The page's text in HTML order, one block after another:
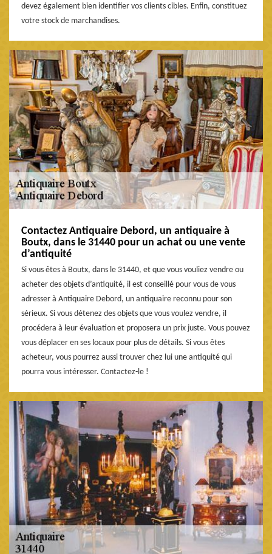
devez également bien identifier vos clients cibles. Enfin, constituez
votre stock de marchandises.
Contactez Antiquaire Debord, un antiquaire à
Boutx, dans le 31440 pour un achat ou une vente
d’antiquité
Si vous êtes à Boutx, dans le 31440, et que vous vouliez vendre ou
acheter des objets d’antiquité, il est conseillé pour vous de vous
adresser à Antiquaire Debord, un antiquaire reconnu pour son
sérieux. Si vous détenez des objets que vous voulez vendre, il
procédera à leur évaluation et proposera un prix juste. Vous pouvez
vous déplacer en ses locaux pour plus de détails. Si vous êtes
acheteur, vous pourrez aussi trouver chez lui une antiquité qui
pourra vous intéresser. Contactez-le !